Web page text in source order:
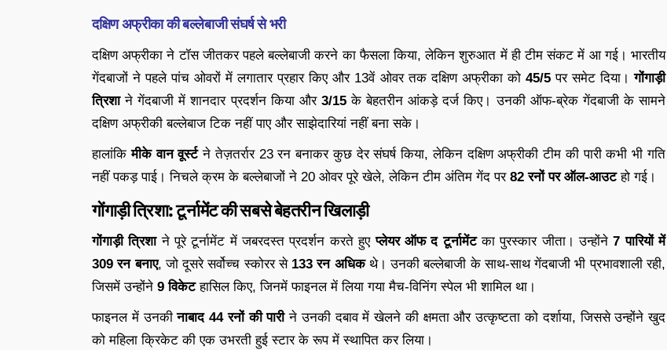
दक्षिण अफ्रीका की बल्लेबाजी संघर्ष से भरी
दक्षिण अफ्रीका ने टॉस जीतकर पहले बल्लेबाजी करने का फैसला किया, लेकिन शुरुआत में ही टीम संकट में आ गई। भारतीय
गेंदबाजों ने पहले पांच ओवरों में लगातार प्रहार किए और 13वें ओवर तक दक्षिण अफ्रीका को 45/5पर समेट दिया।गोंगाड़ी
त्रिशाने गेंदबाजी में शानदार प्रदर्शन किया और 3/15के बेहतरीन आंकड़े दर्ज किए। उनकी ऑफ-ब्रेक गेंदबाजी के सामने
दक्षिण अफ्रीकी बल्लेबाज टिक नहीं पाए और साझेदारियां नहीं बना सके।
हालांकिमीके वान वूर्स्टने तेज़तर्रार 23 रन बनाकर कुछ देर संघर्ष किया, लेकिन दक्षिण अफ्रीकी टीम की पारी कभी भी गति
नहीं पकड़ पाई। निचले क्रम के बल्लेबाजों ने 20 ओवर पूरे खेले, लेकिन टीम अंतिम गेंद पर 82 रनों पर ऑल-आउटहो गई।
गोंगाड़ी त्रिशा: टूर्नामेंट की सबसे बेहतरीन खिलाड़ी
गोंगाड़ी त्रिशाने पूरे टूर्नामेंट में जबरदस्त प्रदर्शन करते हुएप्लेयर ऑफ द टूर्नामेंटका पुरस्कार जीता। उन्होंने7 पारियों में
309 रन बनाए, जो दूसरे सर्वोच्च स्कोरर से 133 रन अधिकथे। उनकी बल्लेबाजी के साथ-साथ गेंदबाजी भी प्रभावशाली रही,
जिसमें उन्होंने 9 विकेटहासिल किए, जिनमें फाइनल में लिया गया मैच-विनिंग स्पेल भी शामिल था।
फाइनल में उनकीनाबाद 44 रनों की पारीने उनकी दबाव में खेलने की क्षमता और उत्कृष्टता को दर्शाया, जिससे उन्होंने खुद
को महिला क्रिकेट की एक उभरती हुई स्टार के रूप में स्थापित कर लिया।